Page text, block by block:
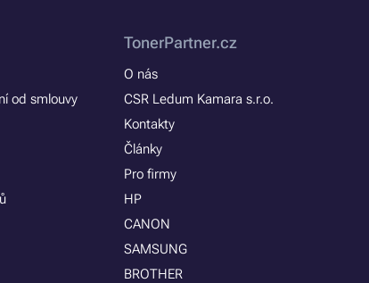
od smlouvy
TonerPartner.cz
O nás
CSR Ledum Kamara s.r.o.
Kontakty
Články
Pro firmy
HP
CANON
SAMSUNG
BROTHER